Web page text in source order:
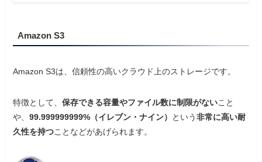
Amazon S3
Amazon S3は、信頼性の高いクラウド上のストレージです。
特徴として、保存できる容量やファイル数に制限がないこと
や、99.999999999%（イレブン・ナイン） という非常に高い耐
久性を持つことなどがあげられます。